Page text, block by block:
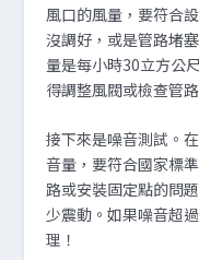
風口的風量，要符合
沒調好，或是管路堵
量是每小時30立方公
得調整風閥或檢查管路
接下來是噪音測試。
音量，要符合國家標
路或安裝固定點的問
少震動。如果噪音超
理！